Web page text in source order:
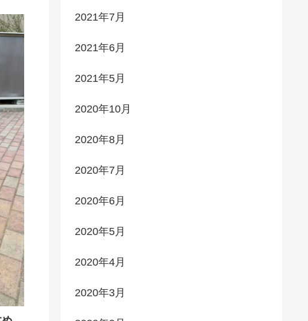
2021年7月
2021年6月
2021年5月
2020年10月
2020年8月
2020年7月
2020年6月
2020年5月
2020年4月
2020年3月